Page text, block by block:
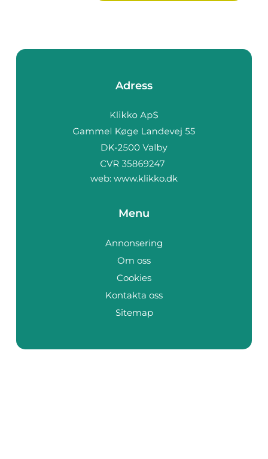
Adress
web: www.klikko.dk
Menu
Annonsering
Om oss
Cookies
Kontakta oss
Sitemap